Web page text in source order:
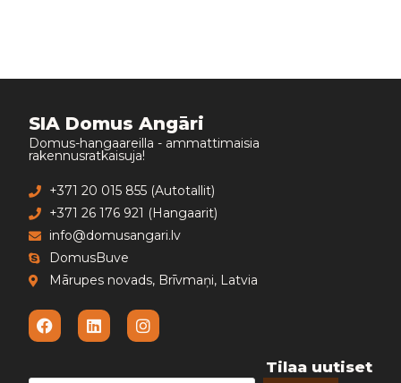
SIA Domus Angāri
Domus-hangaareilla - ammattimaisia
rakennusratkaisuja!
+371 20 015 855 (Autotallit)
+371 26 176 921 (Hangaarit)
info@domusangari.lv
DomusBuve
Mārupes novads, Brīvmaņi, Latvia
Tilaa uutiset